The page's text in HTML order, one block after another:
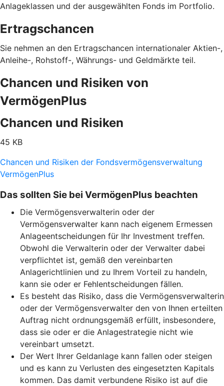
Anlageklassen und der ausgewählten Fonds im Portfolio.
Ertragschancen
Sie nehmen an den Ertragschancen internationaler Aktien-,
Anleihe-, Rohstoff-, Währungs- und Geldmärkte teil.
Chancen und Risiken von
VermögenPlus
Chancen und Risiken
45 KB
Chancen und Risiken der Fondsvermögensverwaltung
VermögenPlus
Das sollten Sie bei VermögenPlus beachten
Die Vermögensverwalterin oder der
Vermögensverwalter kann nach eigenem Ermessen
Anlageentscheidungen für Ihr Investment treffen.
Obwohl die Verwalterin oder der Verwalter dabei
verpflichtet ist, gemäß den vereinbarten
Anlagerichtlinien und zu Ihrem Vorteil zu handeln,
kann sie oder er Fehlentscheidungen fällen.
Es besteht das Risiko, dass die Vermögensverwalterin
oder der Vermögensverwalter den von Ihnen erteilten
Auftrag nicht ordnungsgemäß erfüllt, insbesondere,
dass sie oder er die Anlagestrategie nicht wie
vereinbart umsetzt.
Der Wert Ihrer Geldanlage kann fallen oder steigen
und es kann zu Verlusten des eingesetzten Kapitals
kommen. Das damit verbundene Risiko ist auf die